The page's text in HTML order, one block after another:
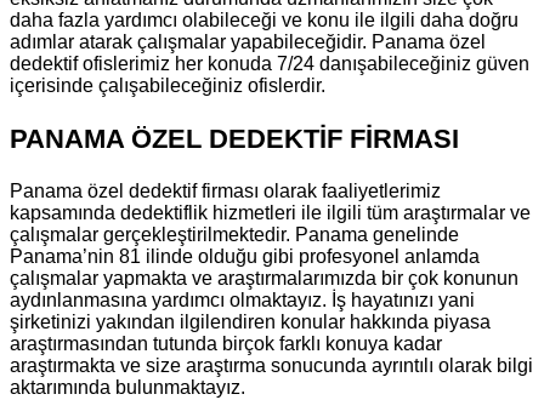
daha fazla yardımcı olabileceği ve konu ile ilgili daha doğru
adımlar atarak çalışmalar yapabileceğidir. Panama özel
dedektif ofislerimiz her konuda 7/24 danışabileceğiniz güven
içerisinde çalışabileceğiniz ofislerdir.
PANAMA ÖZEL DEDEKTİF FİRMASI
Panama özel dedektif firması olarak faaliyetlerimiz
kapsamında dedektiflik hizmetleri ile ilgili tüm araştırmalar ve
çalışmalar gerçekleştirilmektedir. Panama genelinde
Panama’nin 81 ilinde olduğu gibi profesyonel anlamda
çalışmalar yapmakta ve araştırmalarımızda bir çok konunun
aydınlanmasına yardımcı olmaktayız. İş hayatınızı yani
şirketinizi yakından ilgilendiren konular hakkında piyasa
araştırmasından tutunda birçok farklı konuya kadar
araştırmakta ve size araştırma sonucunda ayrıntılı olarak bilgi
aktarımında bulunmaktayız.